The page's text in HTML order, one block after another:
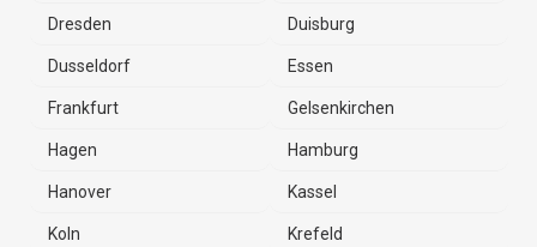
Dresden Duisburg
Dusseldorf Essen
Frankfurt Gelsenkirchen
Hagen Hamburg
Hanover Kassel
Koln Krefeld